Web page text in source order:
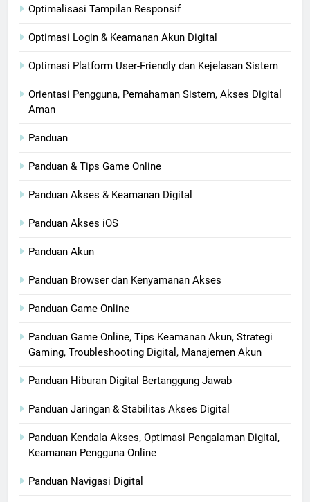
Optimalisasi Tampilan Responsif
Optimasi Login & Keamanan Akun Digital
Optimasi Platform User-Friendly dan Kejelasan Sistem
Orientasi Pengguna, Pemahaman Sistem, Akses Digital
Aman
Panduan
Panduan & Tips Game Online
Panduan Akses & Keamanan Digital
Panduan Akses iOS
Panduan Akun
Panduan Browser dan Kenyamanan Akses
Panduan Game Online
Panduan Game Online, Tips Keamanan Akun, Strategi
Gaming, Troubleshooting Digital, Manajemen Akun
Panduan Hiburan Digital Bertanggung Jawab
Panduan Jaringan & Stabilitas Akses Digital
Panduan Kendala Akses, Optimasi Pengalaman Digital,
Keamanan Pengguna Online
Panduan Navigasi Digital